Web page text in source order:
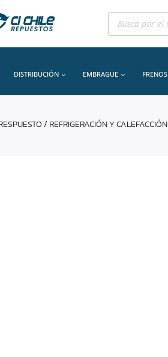
Búsqueda
productos
DISTRIBUCIÓN EMBRAGUE FRENOS
/ REFRIGERACIÓN Y CALEFACCIÓN